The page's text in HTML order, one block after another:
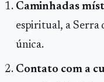
Caminhadas
espiritual, a Serra
única.
Contato com a